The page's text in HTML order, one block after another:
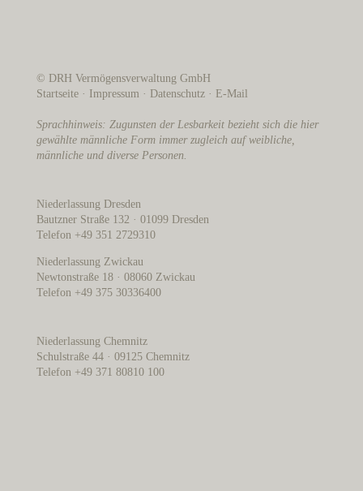
© DRH Vermögensverwaltung GmbH
Startseite· Impressum · Datenschutz· E-Mail
Sprachhinweis: Zugunsten der Lesbarkeit bezieht sich die hier
gewählte männliche Form immer zugleich auf weibliche,
männliche und diverse Personen.
Niederlassung Dresden
Bautzner Straße 132 · 01099 Dresden
Telefon +49 351 2729310
Niederlassung Zwickau
Newtonstraße 18 · 08060 Zwickau
Telefon +49 375 30336400
Niederlassung Chemnitz
Schulstraße 44 · 09125 Chemnitz
Telefon +49 371 80810 100